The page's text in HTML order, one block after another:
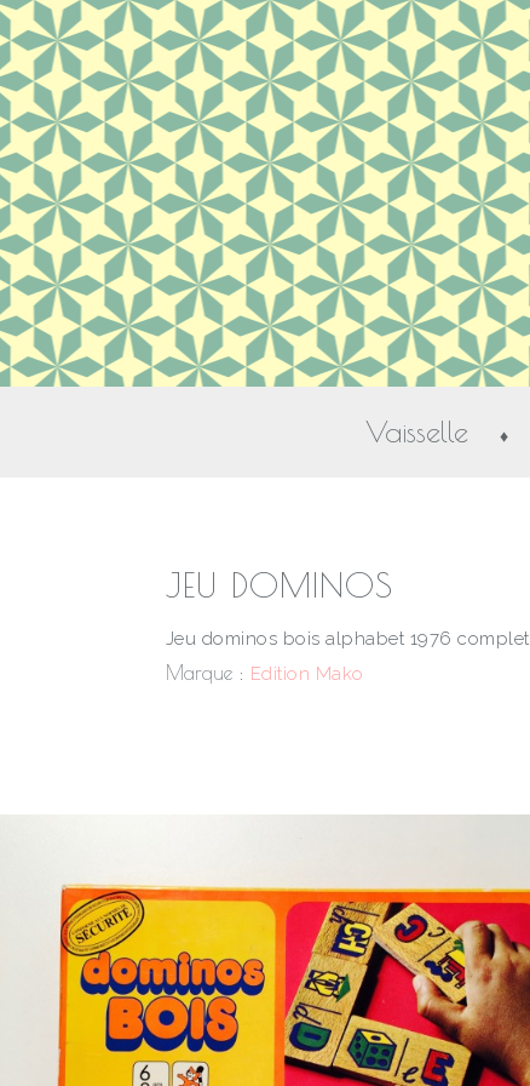
Vaisselle ♦
JEU DOMINOS
Jeu dominos bois alphabet 1976 complet
Marque : Edition Mako